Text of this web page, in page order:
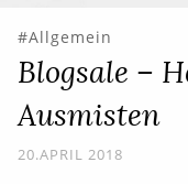
Allgemein
Blogsale –
Ausmisten
20.APRIL 2018